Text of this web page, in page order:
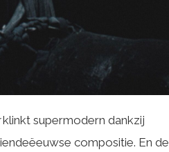
klinkt supermodern dankzij
compositie. En de